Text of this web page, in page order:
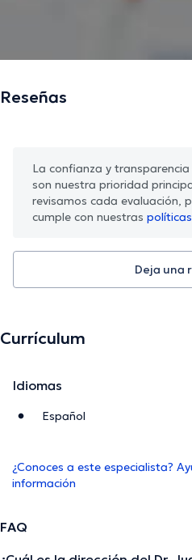
Reseñas
La confianza y
son nuestra prioridad
revisamos cada evaluación,
cumple con nuestras
Deja una
Currículum
Idiomas
Español
¿Conoces a este especialista?
información
FAQ